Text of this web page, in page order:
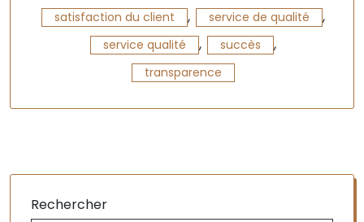
satisfaction du client , service de qualité ,
service qualité , succès ,
transparence
Rechercher